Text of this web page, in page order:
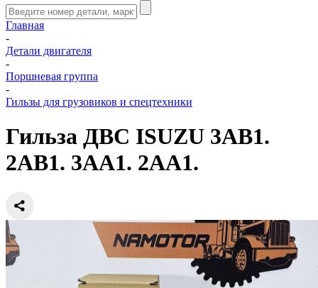
Главная
-
Детали двигателя
-
Поршневая группа
-
Гильзы для грузовиков и спецтехники
Гильза ДВС ISUZU 3AB1.
2AB1. 3AA1. 2AA1.